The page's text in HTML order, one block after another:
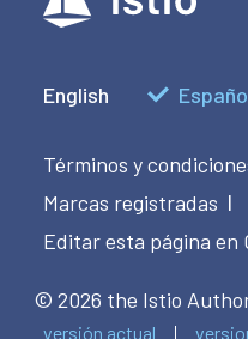
English
Términos y
Marcas registradas |
Editar esta página en
© 2026 the Istio
versión actual